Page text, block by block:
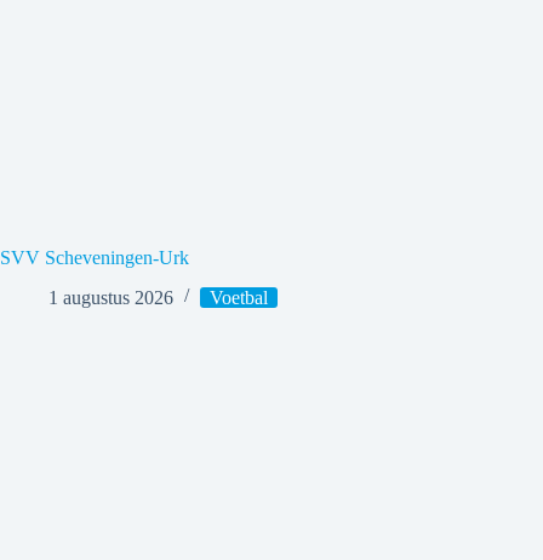
SVV Scheveningen-Urk
1 augustus 2026
Voetbal